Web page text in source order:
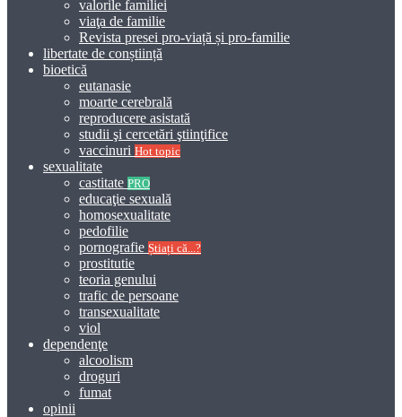
valorile familiei
viaţa de familie
Revista presei pro-viață și pro-familie
libertate de conștiință
bioetică
eutanasie
moarte cerebrală
reproducere asistată
studii şi cercetări ştiinţifice
vaccinuri Hot topic
sexualitate
castitate PRO
educaţie sexuală
homosexualitate
pedofilie
pornografie Știați că...?
prostitutie
teoria genului
trafic de persoane
transexualitate
viol
dependenţe
alcoolism
droguri
fumat
opinii